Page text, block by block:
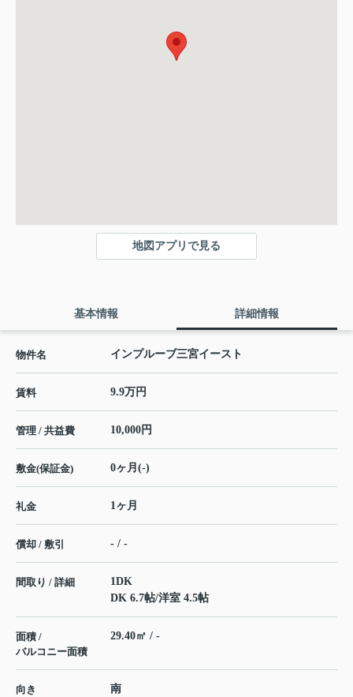
地図アプリで見る
基本情報 詳細情報
物件名 インプルーブ三宮イースト
賃料 9.9万円
管理 / 共益費 10,000円
敷金(保証金) 0ヶ月(-)
礼金 1ヶ月
償却 / 敷引 - / -
間取り / 詳細
1DK
DK 6.7帖/洋室 4.5帖
面積 /
バルコニー面積
29.40㎡ / -
向き 南